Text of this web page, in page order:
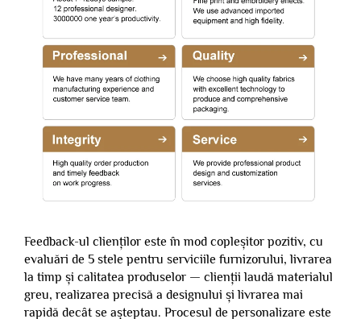
Feedback-ul clienților este în mod copleșitor pozitiv, cu
evaluări de 5 stele pentru serviciile furnizorului, livrarea
la timp și calitatea produselor — clienții laudă materialul
greu, realizarea precisă a designului și livrarea mai
rapidă decât se așteptau. Procesul de personalizare este